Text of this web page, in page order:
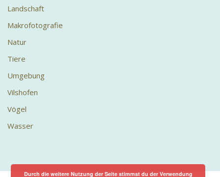
Landschaft
Makrofotografie
Natur
Tiere
Umgebung
Vilshofen
Vögel
Wasser
Durch die weitere Nutzung der Seite stimmst du der Verwendung